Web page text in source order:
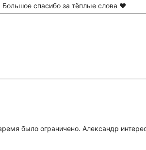
Большое спасибо за тёплые слова ❤️
было ограничено. Александр